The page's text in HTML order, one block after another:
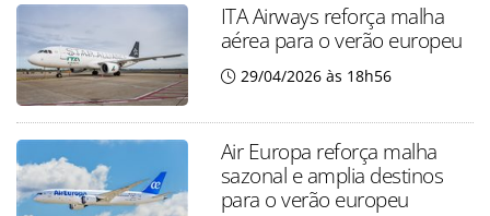
ITA Airways reforça malha
aérea para o verão europeu
29/04/2026 às 18h56
Air Europa reforça malha
sazonal e amplia destinos
para o verão europeu